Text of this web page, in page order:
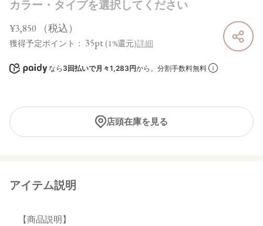
カラー・タイプを選択してください
¥3,850 （税込）
獲得予定ポイント： 35pt (1%還元)詳細
なら 3回払いで月々1,283円から。分割手数料無料
店頭在庫を見る
アイテム説明
【商品説明】